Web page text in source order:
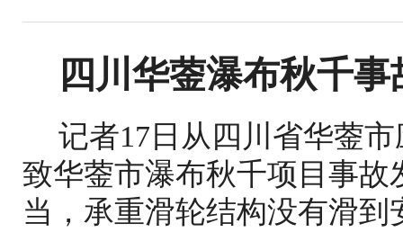
四川华蓥瀑布秋千
记者17日从四川省华蓥
致华蓥市瀑布秋千项目事
当，承重滑轮结构没有滑